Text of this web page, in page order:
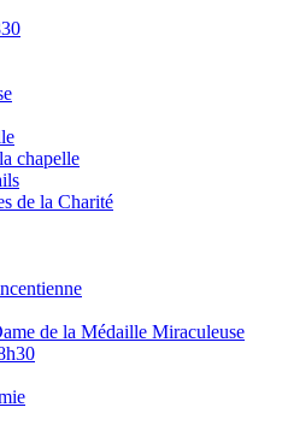
chapelle
de la Charité
de la Médaille Miraculeuse